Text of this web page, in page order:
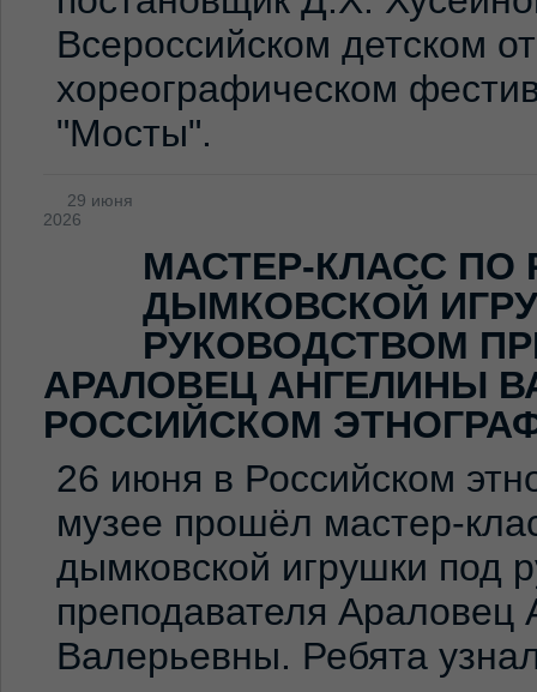
Всероссийском детском
хореографическом
"Мосты".
29 июня
2026
МАСТЕР-КЛАСС ПО
ДЫМКОВСКОЙ
РУКОВОДСТВОМ
АРАЛОВЕЦ АНГЕЛИНЫ
РОССИЙСКОМ
26 июня в Российском
музее прошёл мастер-
дымковской игрушки под
преподавателя Араловец
Валерьевны. Ребята